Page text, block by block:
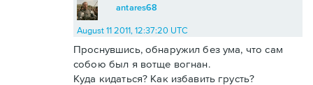
antares68
August 11 2011, 12:37:20 UTC
Проснувшись, обнаружил без ума, что сам
собою был я вотще вогнан.
Куда кидаться? Как избавить грусть?